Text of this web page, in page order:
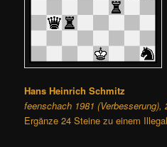
Hans Heinrich Schmitz
feenschach 1981 (Verbesserung),
Ergänze 24 Steine zu einem